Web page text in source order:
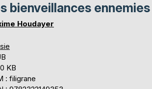
bienveillances ennemies
Houdayer
KB
: filigrane